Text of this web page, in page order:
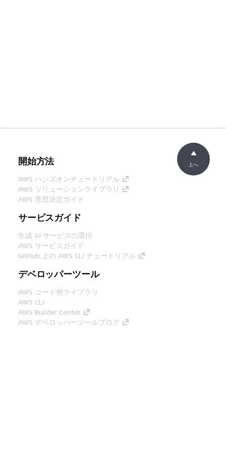
開始方法
AWS ハンズオンチュートリアル
AWS ソリューションライブラリ
AWS 意思決定ガイド
サービスガイド
生成 AI サービスの選択
AWS サービスガイド
GitHub 上の AWS CLI チュートリアル
デベロッパーツール
AWS コード例ライブラリ
AWS CLI
AWS Builder Center
AWS デベロッパーツールブログ
上へ